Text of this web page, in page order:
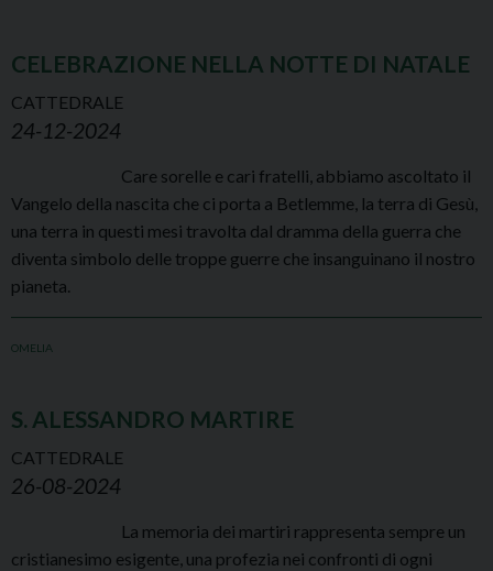
CELEBRAZIONE NELLA NOTTE DI NATALE
CATTEDRALE
24-12-2024
Care sorelle e cari fratelli, abbiamo ascoltato il
Vangelo della nascita che ci porta a Betlemme, la terra di Gesù,
una terra in questi mesi travolta dal dramma della guerra che
diventa simbolo delle troppe guerre che insanguinano il nostro
pianeta.
OMELIA
S. ALESSANDRO MARTIRE
CATTEDRALE
26-08-2024
La memoria dei martiri rappresenta sempre un
cristianesimo esigente, una profezia nei confronti di ogni